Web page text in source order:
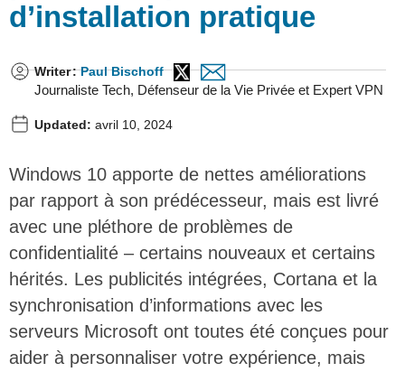
d’installation pratique
Writer: Paul Bischoff
Journaliste Tech, Défenseur de la Vie Privée et Expert VPN
Updated: avril 10, 2024
Windows 10 apporte de nettes améliorations
par rapport à son prédécesseur, mais est livré
avec une pléthore de problèmes de
confidentialité – certains nouveaux et certains
hérités. Les publicités intégrées, Cortana et la
synchronisation d’informations avec les
serveurs Microsoft ont toutes été conçues pour
aider à personnaliser votre expérience, mais